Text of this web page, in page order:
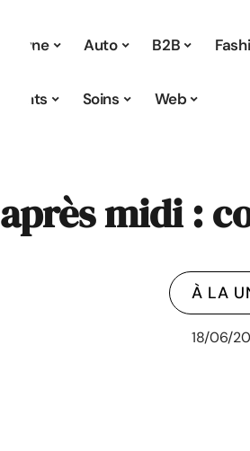
À la une Auto B2B
Parents Soins Web
midi :
À LA
18/06/